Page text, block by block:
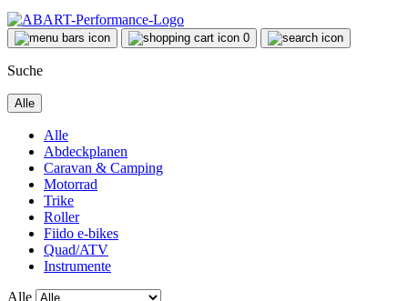
0
Suche
Alle
Alle
Abdeckplanen
Caravan & Camping
Motorrad
Trike
Roller
Fiido e-bikes
Quad/ATV
Instrumente
Alle